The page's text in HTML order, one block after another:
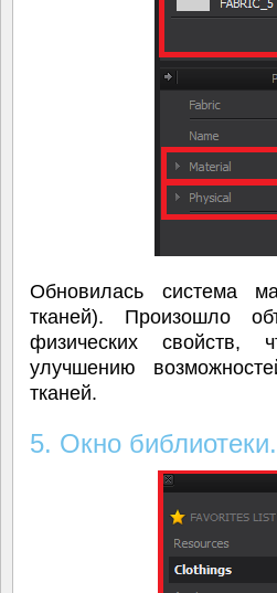
Обновилась система
тканей). Произошло
физических свойств,
улучшению
тканей.
5. Окно библиотеки.